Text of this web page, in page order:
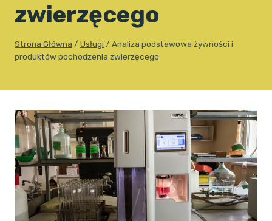
zwierzęcego
Strona Główna / Usługi / Analiza podstawowa żywności i
produktów pochodzenia zwierzęcego